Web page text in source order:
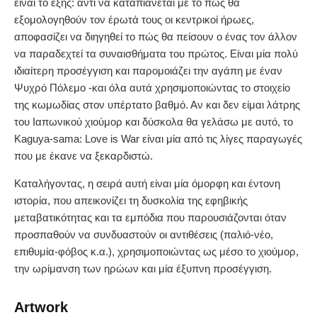
εξομολογηθούν τον έρωτά τους οι κεντρικοί ήρωες,
αποφασίζει να διηγηθεί το πώς θα πείσουν ο ένας τον άλλον
να παραδεχτεί τα συναισθήματα του πρώτος. Είναι μία πολύ
ιδιαίτερη προσέγγιση και παρομοιάζει την αγάπη με έναν
Ψυχρό Πόλεμο -και όλα αυτά χρησιμοποιώντας το στοιχείο
της κωμωδίας στον υπέρτατο βαθμό. Αν και δεν είμαι λάτρης
του Ιαπωνικού χιούμορ και δύσκολα θα γελάσω με αυτό, το
Kaguya-sama: Love is War είναι μία από τις λίγες παραγωγές
που με έκανε να ξεκαρδιστώ.
Καταλήγοντας, η σειρά αυτή είναι μία όμορφη και έντονη
ιστορία, που απεικονίζει τη δυσκολία της εφηβικής
μεταβατικότητας και τα εμπόδια που παρουσιάζονται όταν
προσπαθούν να συνδυαστούν οι αντιθέσεις (παλιό-νέο,
επιθυμία-φόβος κ.α.), χρησιμοποιώντας ως μέσο το χιούμορ,
την ωρίμανση των ηρώων και μία έξυπνη προσέγγιση.
Artwork